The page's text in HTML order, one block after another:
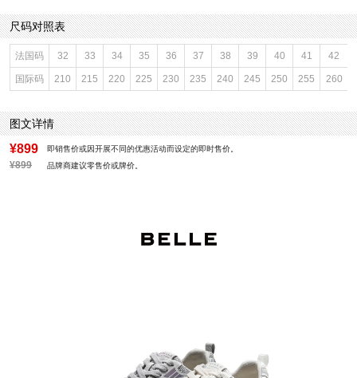
流行元素：撞色
闭合方式：系带
前掌高度：无
款式季节：秋季
配跟：无
鞋垫材质：猪皮革
鞋头款式：圆头
鞋面材质：织物,复合材料
鞋面图案：拼色
参考鞋长(女)：26CM
跟高数值：2.5CM
性别：女子
皮质特征：复合材料/织物
里料材质：人造革
防水台高度：无
风格：休闲
尺码对照表
法国码 32 33 34 35 36 37 38 39 40 41 42
国际码 210 215 220 225 230 235 240 245 250 255 260
图文详情
¥899 即销售价或因开展不同的优惠活动而设定的即时售价。
¥899 品牌商建议零售价或牌价。